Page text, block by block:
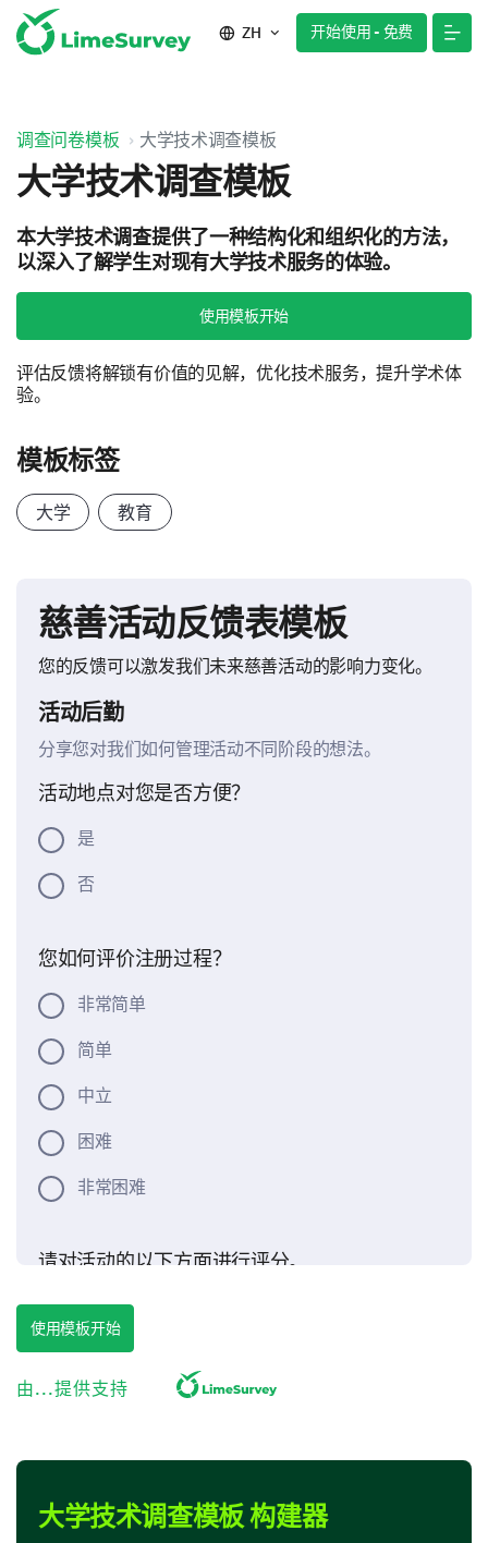
ZH 开始使用 - 免费
调查问卷模板 大学技术调查模板
大学技术调查模板
本大学技术调查提供了一种结构化和组织化的方法，
以深入了解学生对现有大学技术服务的体验。
使用模板开始
评估反馈将解锁有价值的见解，优化技术服务，提升学术体
验。
模板标签
大学 教育
慈善活动反馈表模板
您的反馈可以激发我们未来慈善活动的影响力变化。
活动后勤
分享您对我们如何管理活动不同阶段的想法。
活动地点对您是否方便？
是
否
您如何评价注册过程？
非常简单
简单
中立
困难
非常困难
请对活动的以下方面进行评分。
活动方案的清晰度
座位和设施的可用性
使用模板开始
由...提供支持
大学技术调查模板 构建器